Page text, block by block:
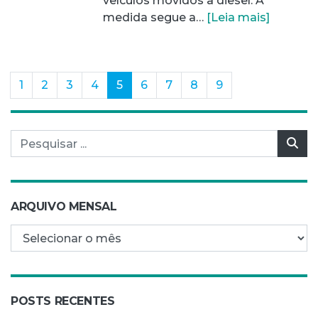
medida segue a… [Leia mais]
1 2 3 4 5(current)
6 7 8 9
Pesquisar por:
ARQUIVO MENSAL
Arquivo mensal
POSTS RECENTES